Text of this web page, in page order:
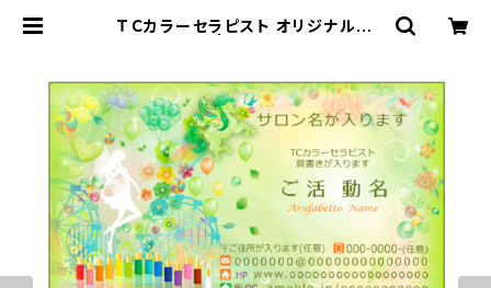
ＴＣカラーセラピスト オリジナル名